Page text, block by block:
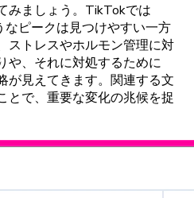
みましょう。 TikTokでは
なピークは見つけやすい一方
ストレスやホルモン管理に対
や、 それに対処するために
が見えてきます。 関連する文
で、 重要な変化の兆候を捉